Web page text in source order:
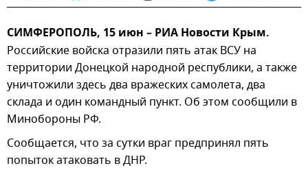
СИМФЕРОПОЛЬ, 15 июн – РИА Новости Крым.
Российские войска отразили пять атак ВСУ на
территории Донецкой народной республики, а также
уничтожили здесь два вражеских самолета, два
склада и один командный пункт. Об этом сообщили в
Минобороны РФ.
Сообщается, что за сутки враг предпринял пять
попыток атаковать в ДНР.